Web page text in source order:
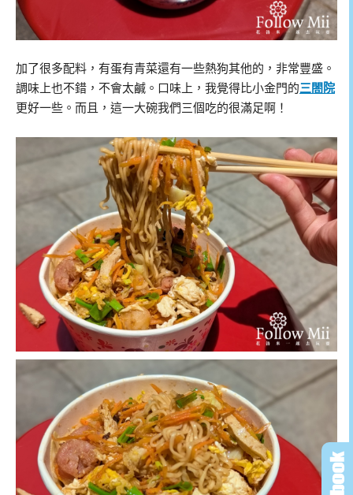
加了很多配料，有蛋有青菜還有一些熱狗其他的，非常豐盛。
調味上也不錯，不會太鹹。口味上，我覺得比小金門的三閤院
更好一些。而且，這一大碗我們三個吃的很滿足啊！